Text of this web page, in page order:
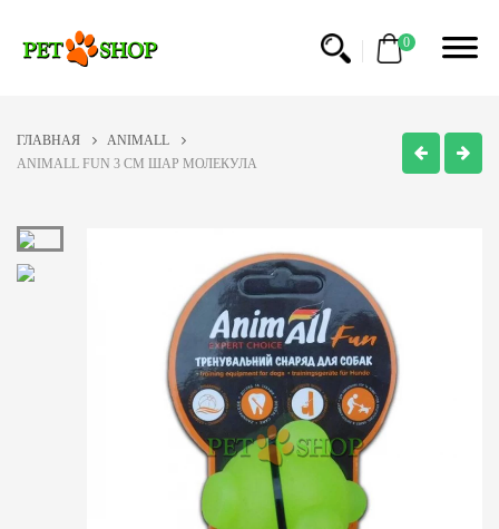
0
ГЛАВНАЯ
ANIMALL
ANIMALL FUN 3 CM ШАР МОЛЕКУЛА